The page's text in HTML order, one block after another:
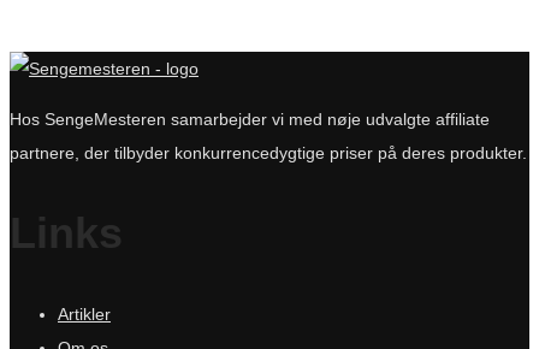
Hos SengeMesteren samarbejder vi med nøje udvalgte affiliate
partnere, der tilbyder konkurrencedygtige priser på deres produkter.
Links
Artikler